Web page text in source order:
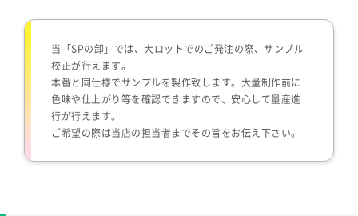
当「SPの卸」では、大ロットでのご発注の際、サンプル
校正が行えます。
本番と同仕様でサンプルを製作致します。大量制作前に
色味や仕上がり等を確認できますので、安心して量産進
行が行えます。
ご希望の際は当店の担当者までその旨をお伝え下さい。